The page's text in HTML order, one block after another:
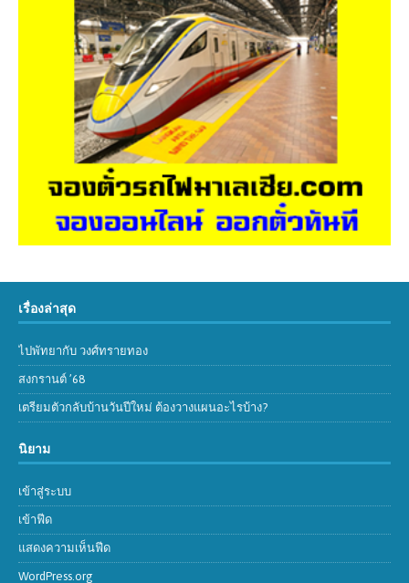
เรื่องล่าสุด
ไปพัทยากับ วงศ์ทรายทอง
สงกรานต์ ’68
เตรียมตัวกลับบ้านวันปีใหม่ ต้องวางแผนอะไรบ้าง?
นิยาม
เข้าสู่ระบบ
เข้าฟีด
แสดงความเห็นฟีด
WordPress.org